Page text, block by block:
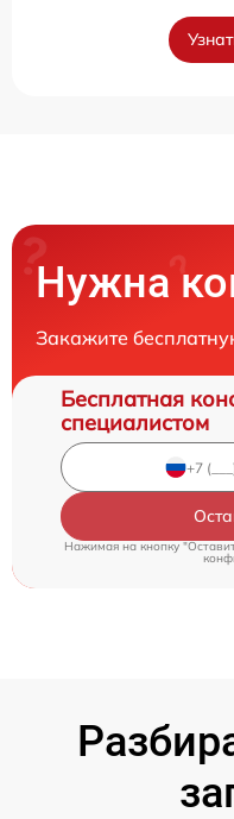
Нужна
Закажите
Бесплатная
специалистом
Нажимая на кнопку